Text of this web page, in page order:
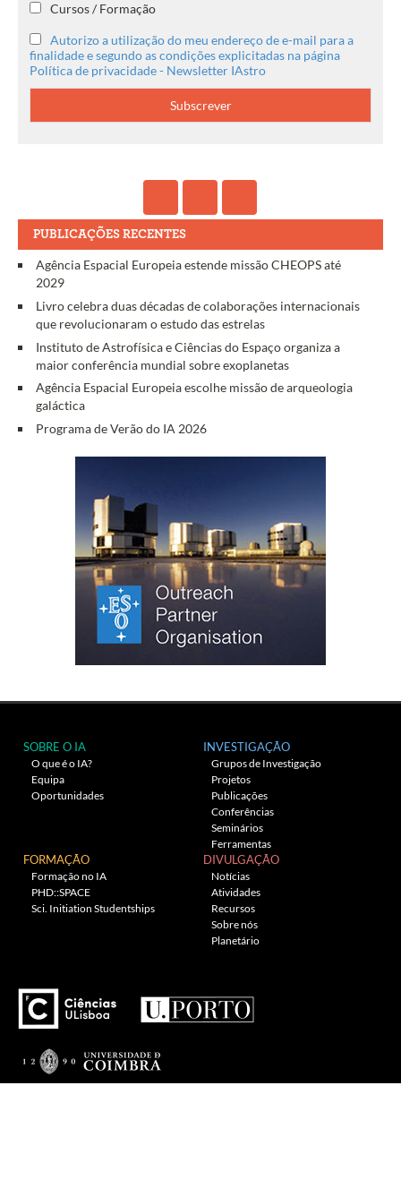
Cursos / Formação
Autorizo a utilização do meu endereço de e-mail para a
finalidade e segundo as condições explicitadas na página
Política de privacidade - Newsletter IAstro
PUBLICAÇÕES RECENTES
Agência Espacial Europeia estende missão CHEOPS até
2029
Livro celebra duas décadas de colaborações internacionais
que revolucionaram o estudo das estrelas
Instituto de Astrofísica e Ciências do Espaço organiza a
maior conferência mundial sobre exoplanetas
Agência Espacial Europeia escolhe missão de arqueologia
galáctica
Programa de Verão do IA 2026
SOBRE O IA
O que é o IA?
Equipa
Oportunidades
INVESTIGAÇÃO
Grupos de Investigação
Projetos
Publicações
Conferências
Seminários
Ferramentas
FORMAÇÃO
Formação no IA
PHD::SPACE
Sci. Initiation Studentships
DIVULGAÇÃO
Notícias
Atividades
Recursos
Sobre nós
Planetário